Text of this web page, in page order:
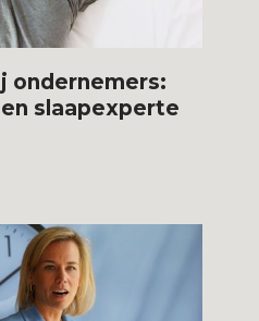
ondernemers:
slaapexperte